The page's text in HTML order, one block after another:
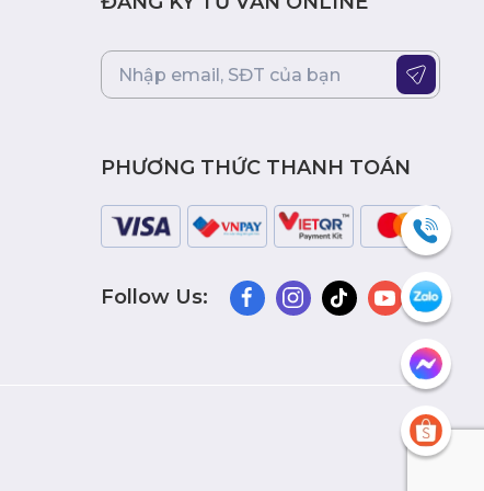
PHƯƠNG THỨC THANH TOÁN
Follow Us: